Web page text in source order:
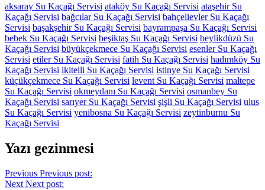
aksaray Su Kaçağı Servisi ataköy Su Kaçağı Servisi ataşehir Su
Kaçağı Servisi bağcılar Su Kaçağı Servisi bahçelievler Su Kaçağı
Servisi başakşehir Su Kaçağı Servisi bayrampaşa Su Kaçağı Servisi
bebek Su Kaçağı Servisi beşiktaş Su Kaçağı Servisi beylikdüzü Su
Kaçağı Servisi büyükçekmece Su Kaçağı Servisi esenler Su Kaçağı
Servisi etiler Su Kaçağı Servisi fatih Su Kaçağı Servisi hadımköy Su
Kaçağı Servisi ikitelli Su Kaçağı Servisi istinye Su Kaçağı Servisi
küçükçekmece Su Kaçağı Servisi levent Su Kaçağı Servisi maltepe
Su Kaçağı Servisi okmeydanı Su Kaçağı Servisi osmanbey Su
Kaçağı Servisi sarıyer Su Kaçağı Servisi şişli Su Kaçağı Servisi ulus
Su Kaçağı Servisi yenibosna Su Kaçağı Servisi zeytinburnu Su
Kaçağı Servisi
Yazı gezinmesi
Previous Previous post:
Next Next post: